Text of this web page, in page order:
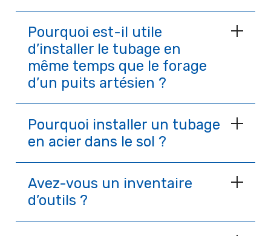
Pourquoi est-il utile
d’installer le tubage en
même temps que le forage
d’un puits artésien ?
Pourquoi installer un tubage
en acier dans le sol ?
Avez-vous un inventaire
d’outils ?